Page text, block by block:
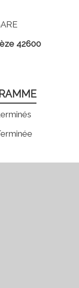
42600